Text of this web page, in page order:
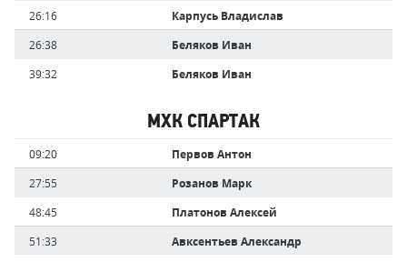
забившие
голы
Время Имя
игрока
26:16
Карпусь Владислав
26:38
Беляков Иван
39:32
Беляков Иван
МХК СПАРТАК
Время Имя
игрока
09:20
Первов Антон
27:55
Розанов Марк
48:45
Платонов Алексей
51:33
Авксентьев Александр